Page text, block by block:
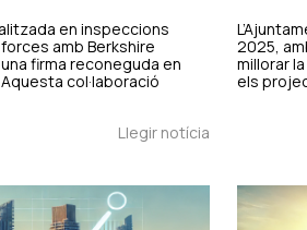
en inspeccions
amb Berkshire
firma reconeguda en
col·laboració
Llegir notícia
2025,
millorar
els